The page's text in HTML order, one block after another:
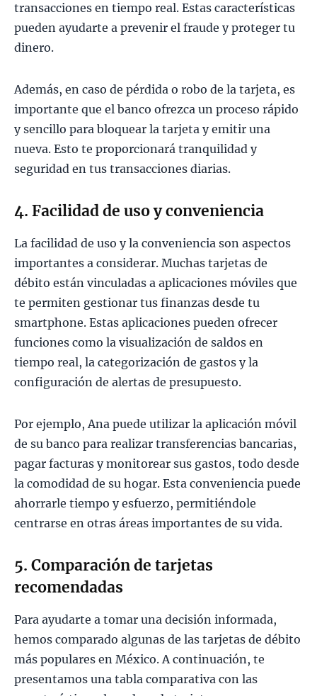
transacciones en tiempo real. Estas características
pueden ayudarte a prevenir el fraude y proteger tu
dinero.
Además, en caso de pérdida o robo de la tarjeta, es
importante que el banco ofrezca un proceso rápido
y sencillo para bloquear la tarjeta y emitir una
nueva. Esto te proporcionará tranquilidad y
seguridad en tus transacciones diarias.
4. Facilidad de uso y conveniencia
La facilidad de uso y la conveniencia son aspectos
importantes a considerar. Muchas tarjetas de
débito están vinculadas a aplicaciones móviles que
te permiten gestionar tus finanzas desde tu
smartphone. Estas aplicaciones pueden ofrecer
funciones como la visualización de saldos en
tiempo real, la categorización de gastos y la
configuración de alertas de presupuesto.
Por ejemplo, Ana puede utilizar la aplicación móvil
de su banco para realizar transferencias bancarias,
pagar facturas y monitorear sus gastos, todo desde
la comodidad de su hogar. Esta conveniencia puede
ahorrarle tiempo y esfuerzo, permitiéndole
centrarse en otras áreas importantes de su vida.
5. Comparación de tarjetas
recomendadas
Para ayudarte a tomar una decisión informada,
hemos comparado algunas de las tarjetas de débito
más populares en México. A continuación, te
presentamos una tabla comparativa con las